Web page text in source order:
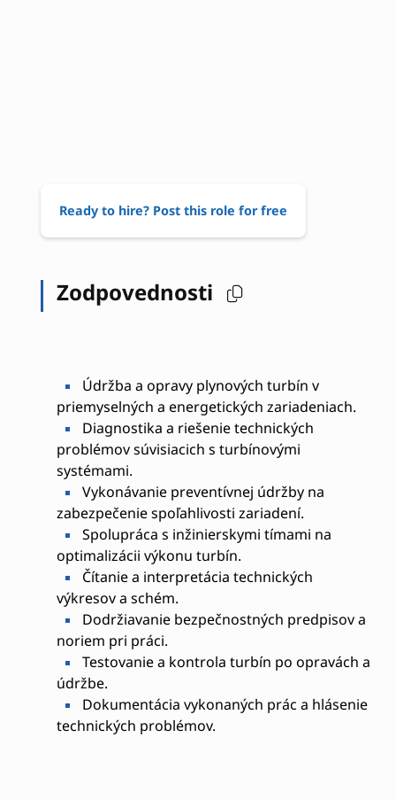
Ready to hire? Post this role for free
Zodpovednosti
Údržba a opravy plynových turbín v
priemyselných a energetických zariadeniach.
Diagnostika a riešenie technických
problémov súvisiacich s turbínovými
systémami.
Vykonávanie preventívnej údržby na
zabezpečenie spoľahlivosti zariadení.
Spolupráca s inžinierskymi tímami na
optimalizácii výkonu turbín.
Čítanie a interpretácia technických
výkresov a schém.
Dodržiavanie bezpečnostných predpisov a
noriem pri práci.
Testovanie a kontrola turbín po opravách a
údržbe.
Dokumentácia vykonaných prác a hlásenie
technických problémov.